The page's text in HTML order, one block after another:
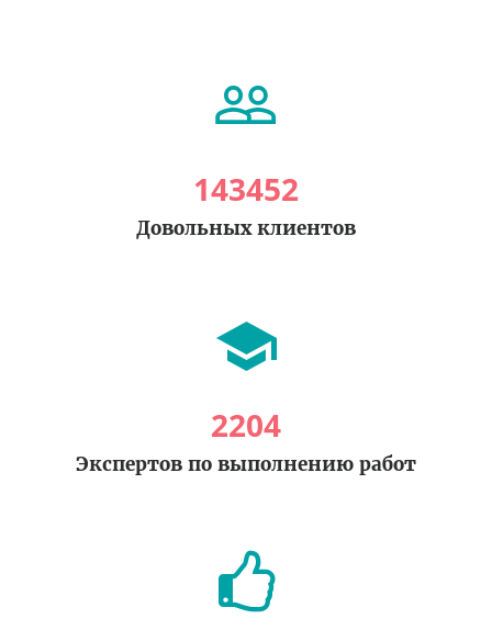
143452
Довольных клиентов
2204
Экспертов по выполнению работ